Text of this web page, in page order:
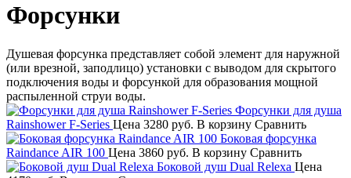
Форсунки
Душевая форсунка представляет собой элемент для наружной
(или врезной, заподлицо) установки с выводом для скрытого
подключения воды и форсункой для образования мощной
распыленной струи воды.
Форсунки для душа
Rainshower F-Series Цена 3280 руб. В корзину Сравнить
Боковая форсунка
Raindance AIR 100 Цена 3860 руб. В корзину Сравнить
Боковой душ Dual Relexa Цена